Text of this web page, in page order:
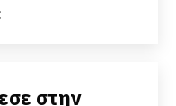
στην